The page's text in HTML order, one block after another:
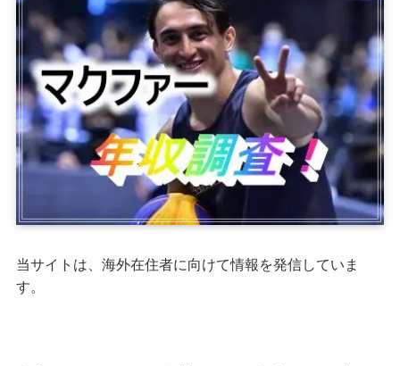
当サイトは、海外在住者に向けて情報を発信していま
す。